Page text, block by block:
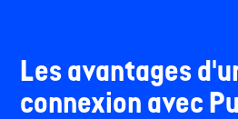
Les avantages
connexion avec